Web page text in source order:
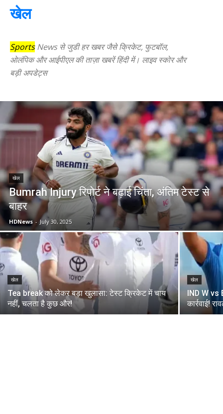
खेल
SportsNews से जुडी हर खबर जैसे क्रिकेट, फुटबॉल,
ओलंपिक और आईपीएल की ताज़ा खबरें हिंदी में। लाइव स्कोर और
बड़ी अपडेट्स
खेल
Bumrah Injury रिपोर्ट ने बढ़ाई चिंता, अंतिम टेस्ट से
बाहर
HDNews - July 30, 2025
खेल
Tea break को लेकर बड़ा खुलासा: टेस्ट क्रिकेट में चाय
नहीं, चलता है कुछ और!
खेल
IND W vs
कार्रवाई!